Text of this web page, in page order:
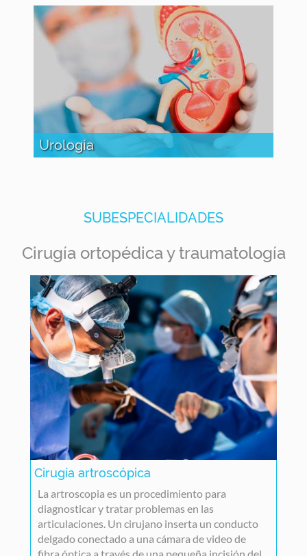
Urología
SUBESPECIALIDADES
Cirugía ortopédica y traumatología
Cirugía artroscópica
La artroscopia es un procedimiento para
diagnosticar y tratar problemas en las
articulaciones. Un cirujano inserta un conducto
delgado conectado a una cámara de video de